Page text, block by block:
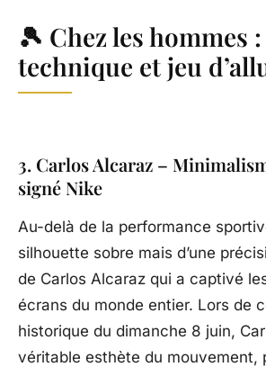
🎾 Chez les hommes
technique et jeu
3. Carlos Alcaraz –
signé Nike
Au-delà de la performance
silhouette sobre mais d’une
de Carlos Alcaraz qui a captivé
écrans du monde entier. Lors de
historique du dimanche 8 juin,
véritable esthète du mouvement,